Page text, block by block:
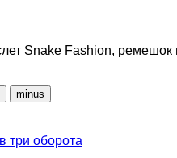
Snake Fashion,